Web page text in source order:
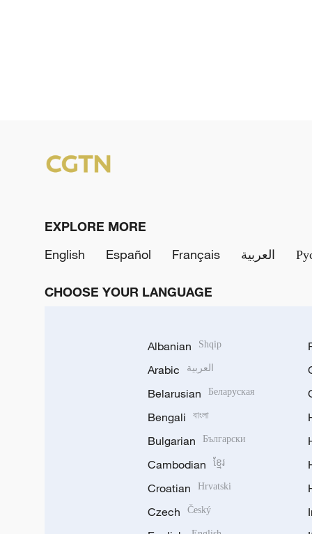
EXPLORE MORE
English
Español Français العربية
CHOOSE YOUR LANGUAGE
Albanian Shqip
Arabic العربية
Belarusian Беларуская
Bengali বাংলা
Bulgarian Български
Cambodian ខ្មែរ
Croatian Hrvatski
Czech Český